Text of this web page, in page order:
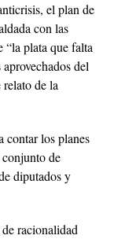
el plan de
con las
“la plata que falta
del
relato de la
contar los planes
conjunto de
diputados y
racionalidad